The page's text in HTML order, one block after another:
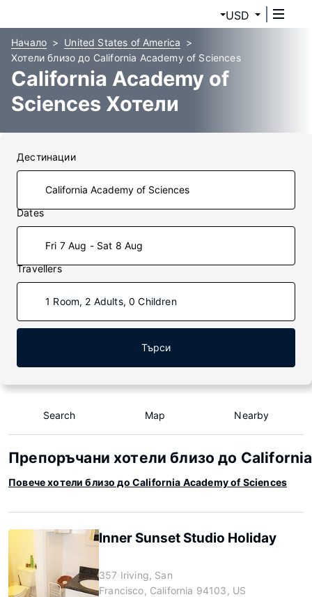
USD
Начало
United States of America
Хотели близо до California Academy of Sciences
California Academy of
Sciences Хотели
Дестинации
Dates
Fri 7 Aug - Sat 8 Aug
Travellers
1 Room, 2 Adults, 0 Children
Търси
Search Map Nearby
Препоръчани хотели близо до
Повече хотели близо до California Academy of Sciences
Inner Sunset Studio Holiday
357 Iriving, San
Francisco, California 94103, US